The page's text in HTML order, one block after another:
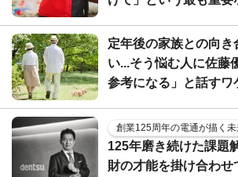
定年後の家族との向
い...そう悩む人に佐藤
参考になる」と話すワ
創業125周年の電通が描く
125年磨き続けた課題
財の才能を掛け合わせ